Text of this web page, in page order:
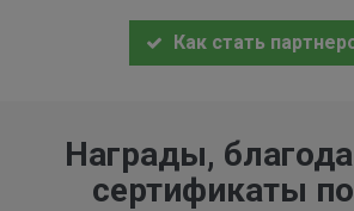
Как стать
Награды,
сертификаты